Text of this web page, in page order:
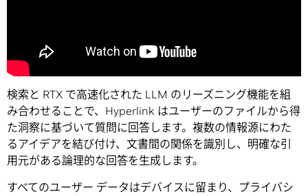
検索と RTX で高速化された LLM のリーズニング機能を組
み合わせることで、Hyperlink はユーザーのファイルから得
た洞察に基づいて質問に回答します。複数の情報源にわた
るアイデアを結び付け、文書間の関係を識別し、明確な引
用元がある論理的な回答を生成します。
すべてのユーザー データはデバイスに留まり、プライバシ